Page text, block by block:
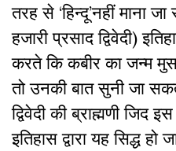
तरह से ‘हिन्दू’नहीं माना
हजारी प्रसाद द्विवेदी)
करते कि कबीर का जन्म
तो उनकी बात सुनी जा
द्विवेदी की ब्राह्मणी जिद
इतिहास द्वारा यह सिद्ध